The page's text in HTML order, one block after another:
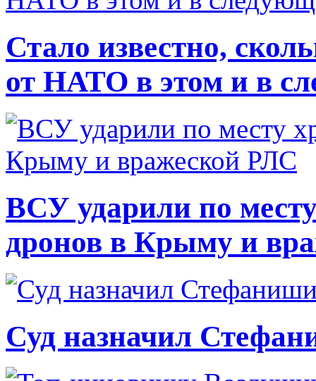
Стало известно,
от НАТО в этом и в
ВСУ ударили по
дронов в Крыму и
Суд назначил